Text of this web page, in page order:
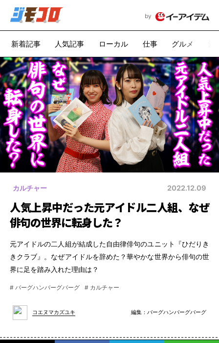
by
新着記事 人気記事 ローカル 仕事 グルメ
カルチャー 2022.12.09
人気上昇中だった元アイドル二人組、なぜ
俳句の世界に転身した？
元アイドルの二人組が結成した自由律俳句のユニット『ひだりき
きクラブ』。なぜアイドルを辞めた？華やかな世界から俳句の世
界に足を踏み入れた理由は？
# バーグハンバーグバーグ # カルチャー
コエヌマカズユキ 編集： バーグハンバーグバーグ